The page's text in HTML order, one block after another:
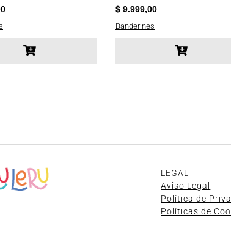
$ 9.999,00
Banderines
LEGAL
Aviso Legal
Política de
Políticas de